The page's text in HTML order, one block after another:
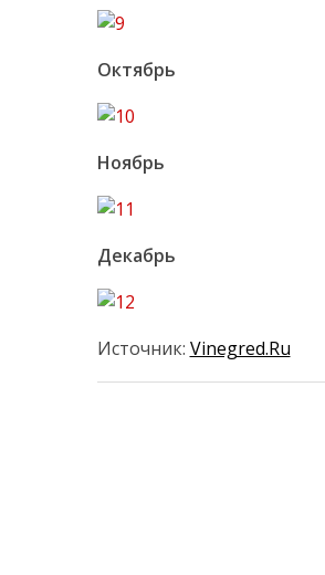
Октябрь
Ноябрь
Декабрь
Источник: Vinegred.Ru